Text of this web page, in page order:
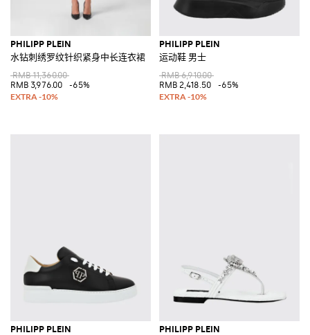
PHILIPP PLEIN
水钻刺绣罗纹针织紧身中长连衣裙
RMB 11,360.00
RMB 3,976.00
-65%
PHILIPP PLEIN
运动鞋 男士
RMB 6,910.00
RMB 2,418.50
-65%
PHILIPP PLEIN PHILIPP PLEIN